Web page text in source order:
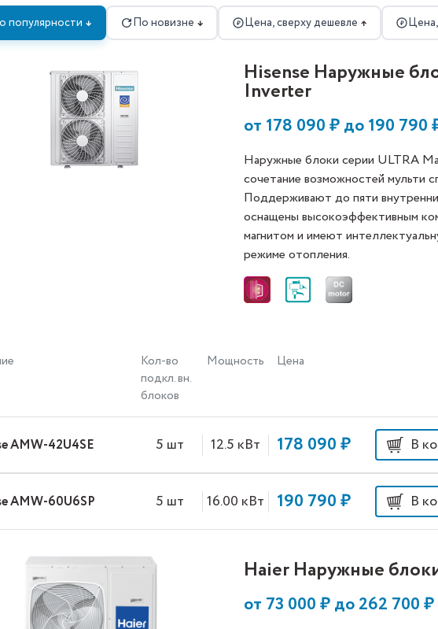
популярности ↓ По новизне ↓ ₽ Цена, сверху дешевле ↑ ₽
Hisense Наружные
Inverter
от 178 090₽ до190 790
Наружные блоки серии ULTRA
сочетание возможностей мульти
Поддерживают до пяти
оснащены высокоэффективным
магнитом и имеют
режиме отопления.
Кол-во
подкл. вн.
блоков
Мощность Цена
AMW-42U4SE 5 шт 12.5 кВт 178 090 ₽ В
AMW-60U6SP 5 шт 16.00 кВт 190 790 ₽ В
Haier Наружные
от 73 000₽ до262 700₽